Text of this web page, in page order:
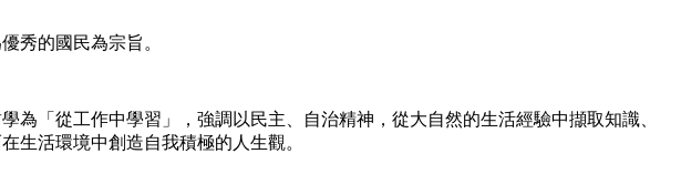
秀的國民為宗旨。
為「從工作中學習」，強調以民主、自治精神，從大自然的生活經驗中擷取知識、
生活環境中創造自我積極的人生觀。